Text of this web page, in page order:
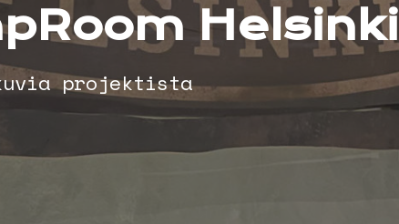
Helsinki
projektista